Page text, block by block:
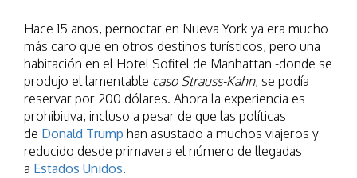
Hace 15 años, pernoctar en Nueva York ya era mucho
más caro que en otros destinos turísticos, pero una
habitación en el Hotel Sofitel de Manhattan -donde se
produjo el lamentable caso Strauss-Kahn, se podía
reservar por 200 dólares. Ahora la experiencia es
prohibitiva, incluso a pesar de que las políticas
de Donald Trump han asustado a muchos viajeros y
reducido desde primavera el número de llegadas
a Estados Unidos.